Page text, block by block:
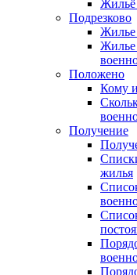
Жильё
Подрезково
Жилье
Жилье
Положено
Кому
Получение
жилья